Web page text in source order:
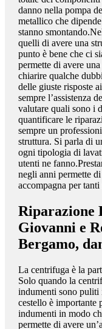
danno nella pompa
metallico che
stanno
quelli di avere una
punto è bene che ci
permette di avere
chiarire qualche
delle giuste risposte
sempre l’assistenza
valutare quali sono i
quantificare le
sempre un
struttura. Si parla di
ogni tipologia di
utenti ne
negli anni permette
accompagna per tanti
Giovanni e
Bergamo,
La centrifuga è la
Solo quando la
indumenti sono puliti
cestello è importante
indumenti in modo
permette di avere